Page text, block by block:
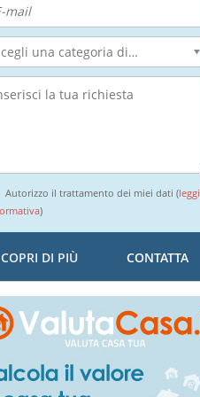
Scegli una categoria di intervento...
Autorizzo il trattamento dei miei dati (leggi
)
DI PIÙ CONTATTA